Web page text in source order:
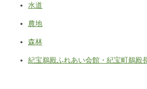
水道
農地
森林
紀宝鵜殿ふれあい会館・紀宝町鵜殿